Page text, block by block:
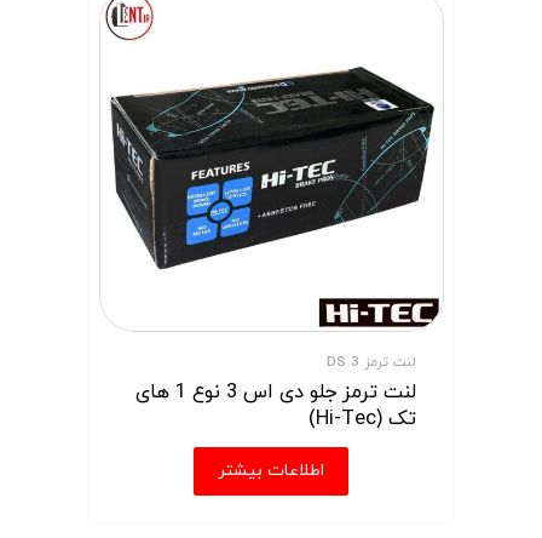
لنت ترمز DS 3
لنت ترمز جلو دی اس 3 نوع 1 های
تک (Hi-Tec)
اطلاعات بیشتر